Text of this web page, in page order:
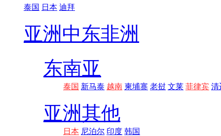
泰国 日本 迪拜
亚洲 中东非洲
东南亚
泰国 新马泰 越南 柬埔寨 老挝 文莱 菲律宾 清
亚洲其他
日本 尼泊尔 印度 韩国